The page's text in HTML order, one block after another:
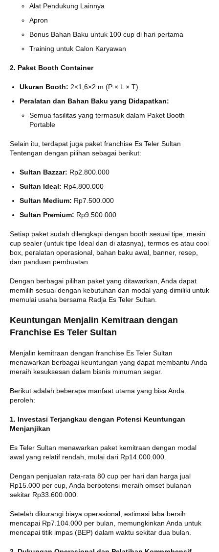
Alat Pendukung Lainnya
Apron
Bonus Bahan Baku untuk 100 cup di hari pertama
Training untuk Calon Karyawan
2. Paket Booth Container
Ukuran Booth: 2×1,6×2 m (P × L × T)
Peralatan dan Bahan Baku yang Didapatkan:
Semua fasilitas yang termasuk dalam Paket Booth
Portable
Selain itu, terdapat juga paket franchise Es Teler Sultan
Tentengan dengan pilihan sebagai berikut:
Sultan Bazzar: Rp2.800.000
Sultan Ideal: Rp4.800.000
Sultan Medium: Rp7.500.000
Sultan Premium: Rp9.500.000
Setiap paket sudah dilengkapi dengan booth sesuai tipe, mesin
cup sealer (untuk tipe Ideal dan di atasnya), termos es atau cool
box, peralatan operasional, bahan baku awal, banner, resep,
dan panduan pembuatan.
Dengan berbagai pilihan paket yang ditawarkan, Anda dapat
memilih sesuai dengan kebutuhan dan modal yang dimiliki untuk
memulai usaha bersama Radja Es Teler Sultan.
Keuntungan Menjalin Kemitraan dengan
Franchise Es Teler Sultan
Menjalin kemitraan dengan franchise Es Teler Sultan
menawarkan berbagai keuntungan yang dapat membantu Anda
meraih kesuksesan dalam bisnis minuman segar.
Berikut adalah beberapa manfaat utama yang bisa Anda
peroleh:
1. Investasi Terjangkau dengan Potensi Keuntungan
Menjanjikan
Es Teler Sultan menawarkan paket kemitraan dengan modal
awal yang relatif rendah, mulai dari Rp14.000.000.
Dengan penjualan rata-rata 80 cup per hari dan harga jual
Rp15.000 per cup, Anda berpotensi meraih omset bulanan
sekitar Rp33.600.000.
Setelah dikurangi biaya operasional, estimasi laba bersih
mencapai Rp7.104.000 per bulan, memungkinkan Anda untuk
mencapai titik impas (BEP) dalam waktu sekitar dua bulan.